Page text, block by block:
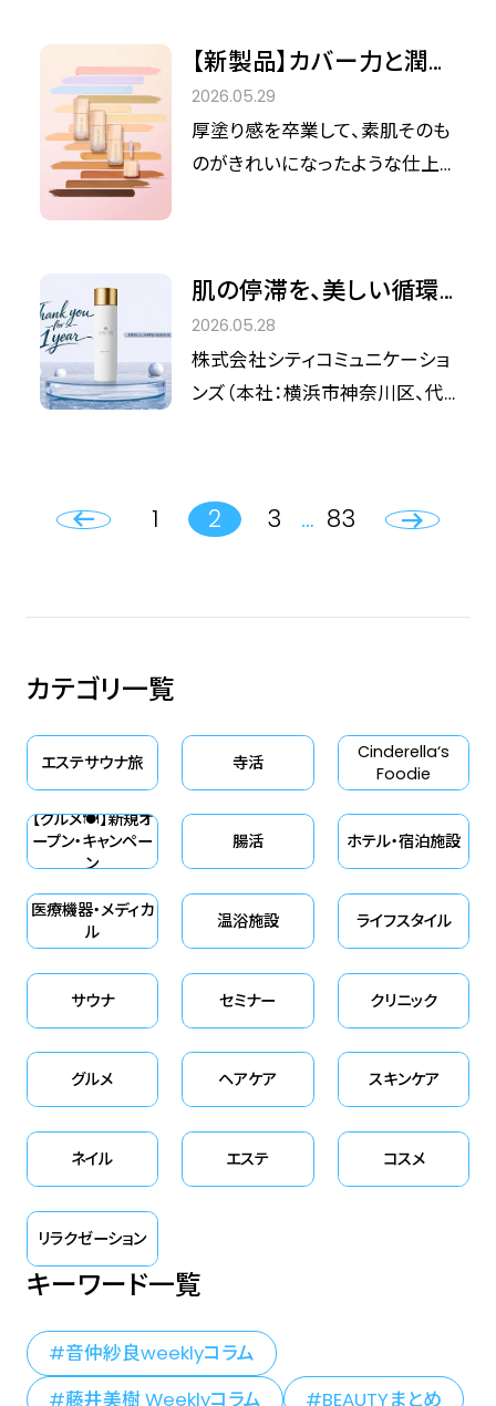
ブランドの魅力について、美容メ
ディア『シンデレラフィット』編集
長の高部が、主催であるOYOT代
表さまにお話を伺いました。
レラフィット』が大切にしている哲
学を体現した一日となりました。
Photographer: 幡野美紀/Miki
Hatano（from Cinderella Fit）
た。 世界中で支持されるグロー
バルコスメブランド
「SHEGLAM（シーグラム）」から、
SNSでも大きな話題を呼んでい
ティショップへ本格上陸！全国の
店頭にて実際に手に取れるよう
になりました。
【新製品】カバー力と潤い
を両立。SHEGLAMから理
想を叶える14色の高保湿
コンシーラーが登場
2026.05.29
厚塗り感を卒業して、素肌そのも
のがきれいになったような仕上
望の新作コンシーラー
「Hideaway Full-Coverage
Concealer」が発売されました。
肌の停滞を、美しい循環
へ。世界が称賛する「SPA
DAMAI」のシンボルロー
ションが発売1周年。いま
【Cinderella Fit
Recommend】
2026.05.28
株式会社シティコミュニケーショ
ンズ（本社：横浜市神奈川区、代
リート「SPA DAMAI（スパ ダマ
「DAMAI（ダマイ）」は、ベーシック
し、日頃の感謝を込めたラグジュ
アリーなアニバーサリー特別企
画を2026年6月1日（月）まで開
催しております。 春から夏へと移
ろうこの時期、紫外線やエアコン
によるインナードライ、環境の変
化による肌の「停滞感」に悩む方
は少なくありません。本質的な美
の価値を見極める『シンデレラフ
ィット』の読者層へ今こそ提案し
たいのは、単なる表面的な保湿
のを穏やかに整える「巡り」のス
キンケア。最高峰スパの施術現場
への扉を開きます。
1 2 3 … 83
カテゴリ一覧
エステサウナ旅 寺活
Cinderella‘s
Foodie
【グルメ🍽】新規オ
ープン・キャンペー
ン
腸活 ホテル・宿泊施設
医療機器・メディカ
ル
温浴施設 ライフスタイル
サウナ セミナー クリニック
グルメ ヘアケア スキンケア
ネイル エステ コスメ
リラクゼーション
キーワード一覧
音仲紗良weeklyコラム
藤井美樹 Weeklyコラム
BEAUTYまとめ